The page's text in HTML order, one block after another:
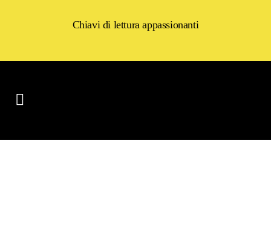
Chiavi di lettura appassionanti